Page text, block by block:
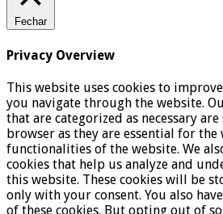
Fechar
Privacy Overview
This website uses cookies to
you navigate through the website.
that are categorized as necessary
browser as they are essential for
functionalities of the website. We
cookies that help us analyze and
this website. These cookies will be
only with your consent. You also
of these cookies. But opting out of